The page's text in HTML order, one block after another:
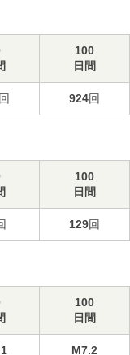
100
日間
924回
100
日間
129回
100
日間
M7.2